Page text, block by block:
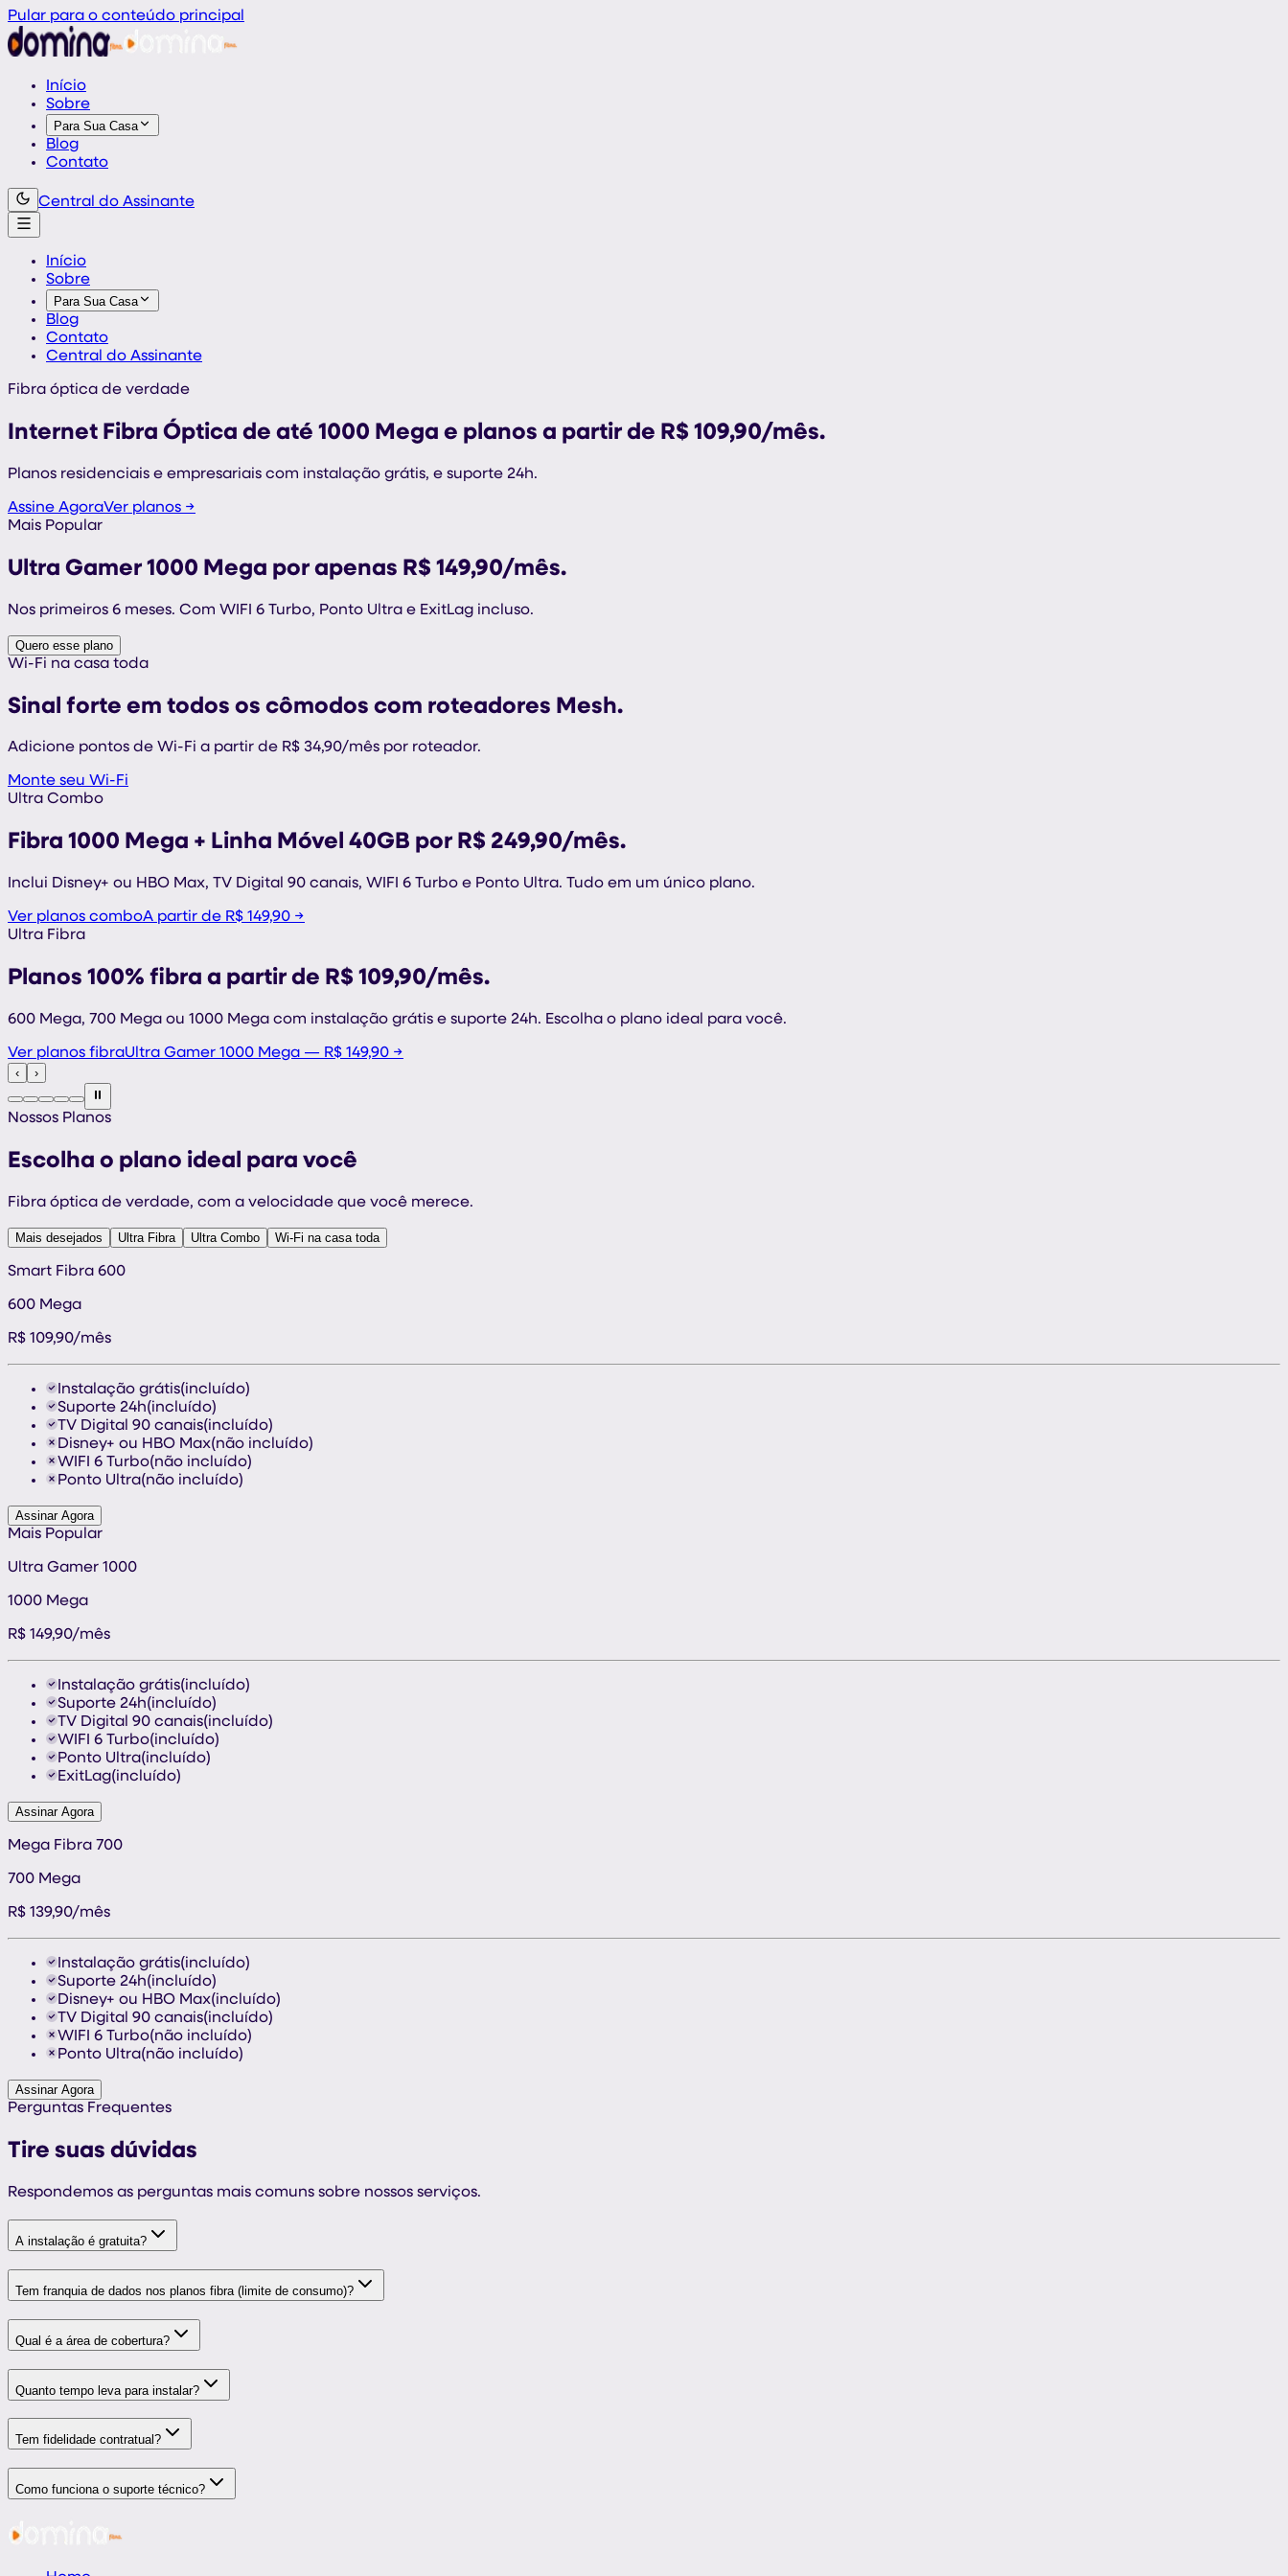
Pular para o conteúdo principal
Início
Sobre
Para Sua Casa
Blog
Contato
Central do Assinante
Início
Sobre
Para Sua Casa
Blog
Contato
Central do Assinante
Fibra óptica de verdade
Internet Fibra Óptica de até 1000 Mega e planos a partir de R$ 109,90/mês.
Planos residenciais e empresariais com instalação grátis, e suporte 24h.
Assine AgoraVer planos →
Mais Popular
Ultra Gamer 1000 Mega por apenas R$ 149,90/mês.
Nos primeiros 6 meses. Com WIFI 6 Turbo, Ponto Ultra e ExitLag incluso.
Quero esse plano
Wi-Fi na casa toda
Sinal forte em todos os cômodos com roteadores Mesh.
Adicione pontos de Wi-Fi a partir de R$ 34,90/mês por roteador.
Monte seu Wi-Fi
Ultra Combo
Fibra 1000 Mega + Linha Móvel 40GB por R$ 249,90/mês.
Inclui Disney+ ou HBO Max, TV Digital 90 canais, WIFI 6 Turbo e Ponto Ultra. Tudo em um único plano.
Ver planos comboA partir de R$ 149,90 →
Ultra Fibra
Planos 100% fibra a partir de R$ 109,90/mês.
600 Mega, 700 Mega ou 1000 Mega com instalação grátis e suporte 24h. Escolha o plano ideal para você.
Ver planos fibraUltra Gamer 1000 Mega — R$ 149,90 →
‹
›
⏸
Nossos Planos
Escolha o plano ideal para você
Fibra óptica de verdade, com a velocidade que você merece.
Mais desejados Ultra Fibra Ultra Combo Wi-Fi na casa toda
Smart Fibra 600
600 Mega
R$ 109,90/mês
Instalação grátis(incluído)
Suporte 24h(incluído)
TV Digital 90 canais(incluído)
Disney+ ou HBO Max(não incluído)
WIFI 6 Turbo(não incluído)
Ponto Ultra(não incluído)
Assinar Agora
Mais Popular
Ultra Gamer 1000
1000 Mega
R$ 149,90/mês
Instalação grátis(incluído)
Suporte 24h(incluído)
TV Digital 90 canais(incluído)
WIFI 6 Turbo(incluído)
Ponto Ultra(incluído)
ExitLag(incluído)
Assinar Agora
Mega Fibra 700
700 Mega
R$ 139,90/mês
Instalação grátis(incluído)
Suporte 24h(incluído)
Disney+ ou HBO Max(incluído)
TV Digital 90 canais(incluído)
WIFI 6 Turbo(não incluído)
Ponto Ultra(não incluído)
Assinar Agora
Perguntas Frequentes
Tire suas dúvidas
Respondemos as perguntas mais comuns sobre nossos serviços.
A instalação é gratuita?
Tem franquia de dados nos planos fibra (limite de consumo)?
Qual é a área de cobertura?
Quanto tempo leva para instalar?
Tem fidelidade contratual?
Como funciona o suporte técnico?